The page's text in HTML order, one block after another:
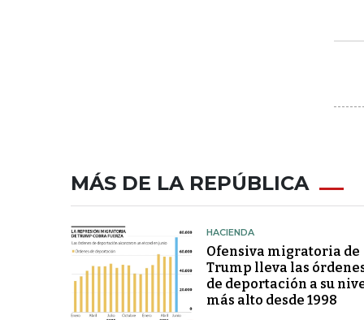
MÁS DE LA REPÚBLICA
HACIENDA
Ofensiva migratoria de
Trump lleva las
de deportación a su
más alto desde 1998